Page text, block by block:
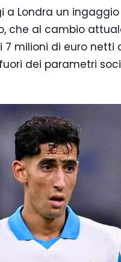
a Londra un
che al cambio
milioni di euro netti
dei parametri